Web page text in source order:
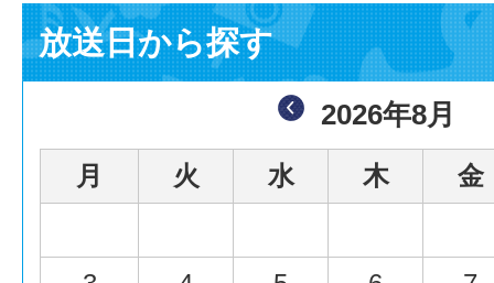
放送日から探す
2026年8月
月 火 水 木 金